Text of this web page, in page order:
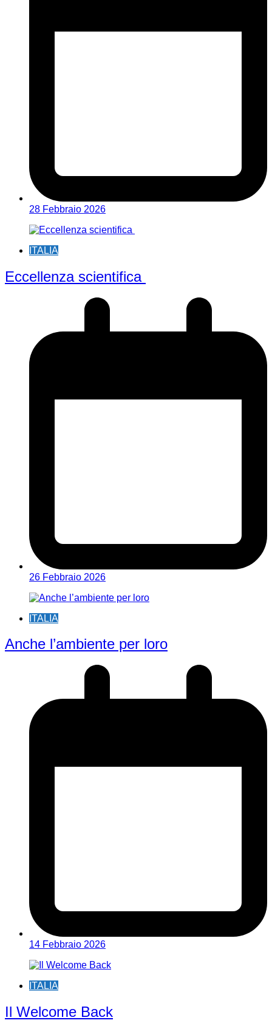
28 Febbraio 2026
ITALIA
Eccellenza scientifica
26 Febbraio 2026
ITALIA
Anche l’ambiente per loro
14 Febbraio 2026
ITALIA
Il Welcome Back